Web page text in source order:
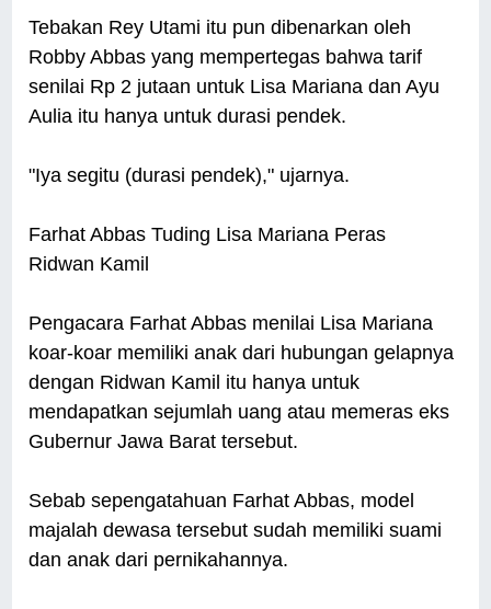
Tebakan Rey Utami itu pun dibenarkan oleh
Robby Abbas yang mempertegas bahwa tarif
senilai Rp 2 jutaan untuk Lisa Mariana dan Ayu
Aulia itu hanya untuk durasi pendek.
"Iya segitu (durasi pendek)," ujarnya.
Farhat Abbas Tuding Lisa Mariana Peras
Ridwan Kamil
Pengacara Farhat Abbas menilai Lisa Mariana
koar-koar memiliki anak dari hubungan gelapnya
dengan Ridwan Kamil itu hanya untuk
mendapatkan sejumlah uang atau memeras eks
Gubernur Jawa Barat tersebut.
Sebab sepengatahuan Farhat Abbas, model
majalah dewasa tersebut sudah memiliki suami
dan anak dari pernikahannya.